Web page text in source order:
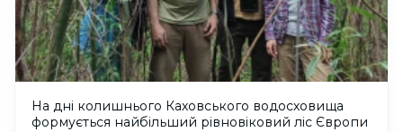
На дні колишнього Каховського водосховища
формується найбільший рівновіковий ліс Європи